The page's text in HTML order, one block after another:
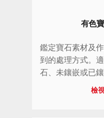
有色
鑑定寶石素材及
到的處理方式。
石、未鑲嵌或已
檢